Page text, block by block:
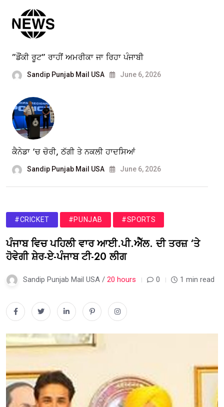
”ਡੌਂਕੀ ਰੂਟ” ਰਾਹੀਂ ਅਮਰੀਕਾ ਜਾ ਰਿਹਾ ਪੰਜਾਬੀ
Sandip Punjab Mail USA June 6, 2026
ਕੈਨੇਡਾ ‘ਚ ਚੋਰੀ, ਠੱਗੀ ਤੇ ਨਕਲੀ ਹਾਦਸਿਆਂ
Sandip Punjab Mail USA June 6, 2026
#CRICKET #PUNJAB #SPORTS
ਪੰਜਾਬ ਵਿਚ ਪਹਿਲੀ ਵਾਰ ਆਈ.ਪੀ.ਐੱਲ. ਦੀ ਤਰਜ਼ ‘ਤੇ
ਹੋਵੇਗੀ ਸ਼ੇਰ-ਏ-ਪੰਜਾਬ ਟੀ-20 ਲੀਗ
Sandip Punjab Mail USA / 20 hours 0 1 min read